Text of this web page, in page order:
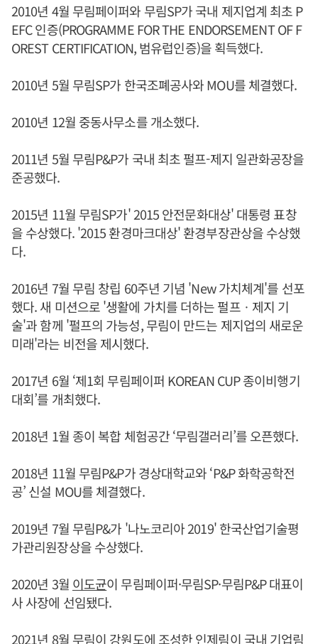
2010년 4월 무림페이퍼와 무림SP가 국내 제지업계 최초 P
EFC 인증(PROGRAMME FOR THE ENDORSEMENT OF F
OREST CERTIFICATION, 범유럽인증)을 획득했다.
2010년 5월 무림SP가 한국조폐공사와 MOU를 체결했다.
2010년 12월 중동사무소를 개소했다.
2011년 5월 무림P&P가 국내 최초 펄프-제지 일관화공장을
준공했다.
2015년 11월 무림SP가' 2015 안전문화대상' 대통령 표창
을 수상했다. '2015 환경마크대상' 환경부장관상을 수상했
다.
2016년 7월 무림 창립 60주년 기념 'New 가치체계'를 선포
했다. 새 미션으로 '생활에 가치를 더하는 펄프ㆍ제지 기
술'과 함께 '펄프의 가능성, 무림이 만드는 제지업의 새로운
미래'라는 비전을 제시했다.
2017년 6월 ‘제1회 무림페이퍼 KOREAN CUP 종이비행기
대회’를 개최했다.
2018년 1월 종이 복합 체험공간 ‘무림갤러리’를 오픈했다.
2018년 11월 무림P&P가 경상대학교와 ‘P&P 화학공학전
공’ 신설 MOU를 체결했다.
2019년 7월 무림P&가 '나노코리아 2019' 한국산업기술평
가관리원장상을 수상했다.
2020년 3월 이도균이 무림페이퍼·무림SP·무림P&P 대표이
사 사장에 선임됐다.
2021년 8월 무림이 강원도에 조성한 인제림이 국내 기업림